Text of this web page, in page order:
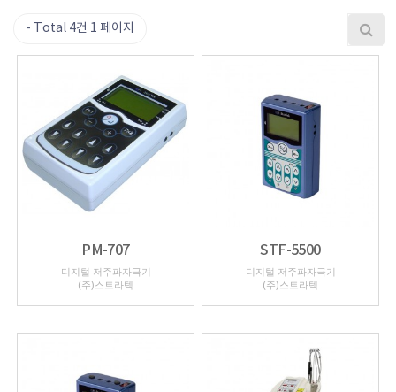
Total 4건 1 페이지
PM-707
디지털 저주파자극기
(주)스트라텍
STF-5500
디지털 저주파자극기
(주)스트라텍